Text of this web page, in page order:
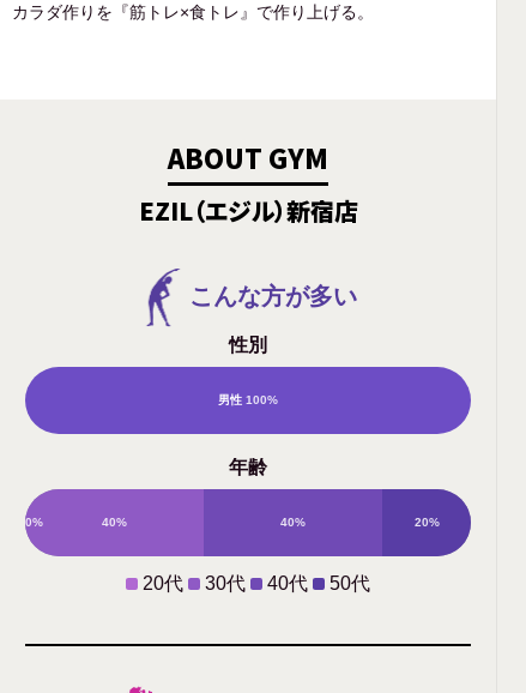
カラダ作りを『筋トレ×食トレ』で作り上げる。
ABOUT GYM
EZIL（エジル）新宿店
こんな方が多い
性別
女
0%
男性 100%
年齢
0% 40% 40% 20%
20代 30代 40代 50代